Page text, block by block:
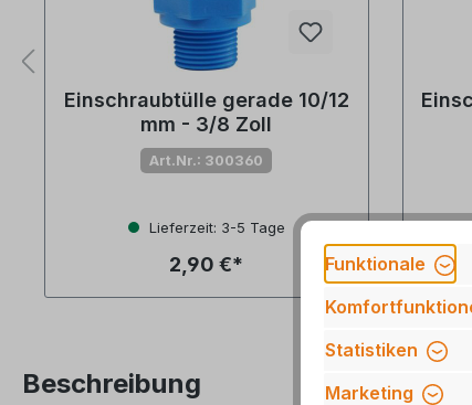
Einschraubtülle gerade 10/12
mm - 3/8 Zoll
Art.Nr.: 300360
Lieferzeit: 3-5 Tage
2,90 €*
Beschreibung
Funktionale
Statistiken
Marketing